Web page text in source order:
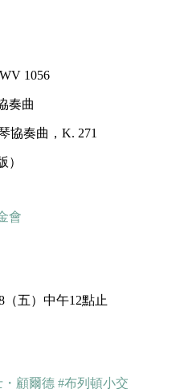
1056
奏曲
協奏曲，K. 271
）
會
（五）中午12點止
・顧爾德 #布列頓小交